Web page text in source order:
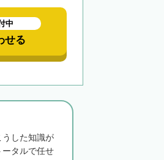
中
せる
した知識が
タルで任せ